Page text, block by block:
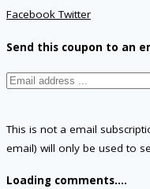
FacebookTwitter
Send this coupon to an
This is not a email
email) will only be used to
Loading comments....